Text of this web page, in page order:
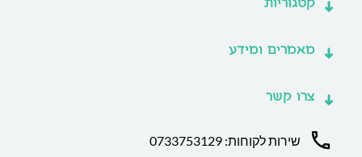
קטגוריות
מאמרים ומידע
צרו קשר
שירות לקוחות: 0733753129